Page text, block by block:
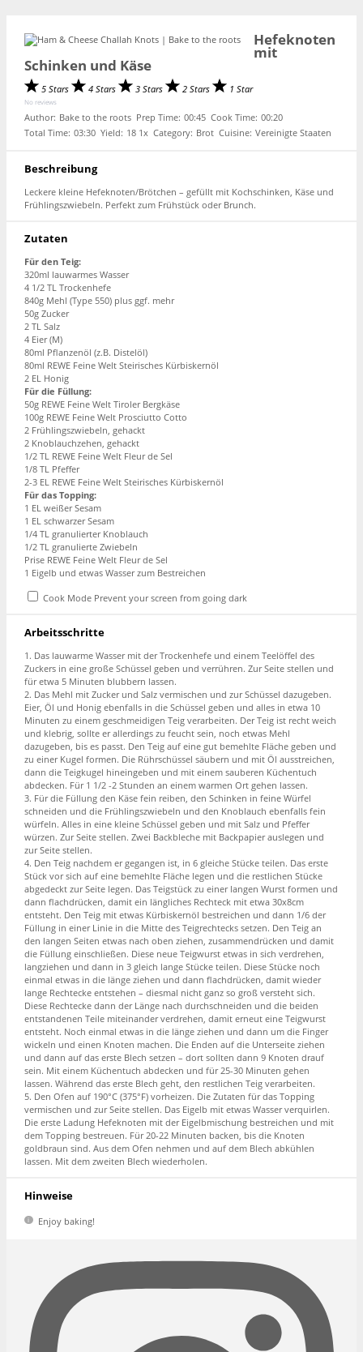
Hefeknoten
mit
Schinken und Käse
5 Stars 4 Stars 3 Stars 2 Stars 1 Star
No reviews
Author: Bake to the roots Prep Time: 00:45 Cook Time: 00:20
Total Time: 03:30 Yield: 18 1x Category: Brot Cuisine: Vereinigte Staaten
Beschreibung
Leckere kleine Hefeknoten/Brötchen – gefüllt mit Kochschinken, Käse und
Frühlingszwiebeln. Perfekt zum Frühstück oder Brunch.
Zutaten
Für den Teig:
320ml lauwarmes Wasser
4 1/2 TL Trockenhefe
840g Mehl (Type 550) plus ggf. mehr
50g Zucker
2 TL Salz
4 Eier (M)
80ml Pflanzenöl (z.B. Distelöl)
80ml REWE Feine Welt Steirisches Kürbiskernöl
2 EL Honig
Für die Füllung:
50g REWE Feine Welt Tiroler Bergkäse
100g REWE Feine Welt Prosciutto Cotto
2 Frühlingszwiebeln, gehackt
2 Knoblauchzehen, gehackt
1/2 TL REWE Feine Welt Fleur de Sel
1/8 TL Pfeffer
2-3 EL REWE Feine Welt Steirisches Kürbiskernöl
Für das Topping:
1 EL weißer Sesam
1 EL schwarzer Sesam
1/4 TL granulierter Knoblauch
1/2 TL granulierte Zwiebeln
Prise REWE Feine Welt Fleur de Sel
1 Eigelb und etwas Wasser zum Bestreichen
Cook Mode Prevent your screen from going dark
Arbeitsschritte
1. Das lauwarme Wasser mit der Trockenhefe und einem Teelöffel des
Zuckers in eine große Schüssel geben und verrühren. Zur Seite stellen und
für etwa 5 Minuten blubbern lassen.
2. Das Mehl mit Zucker und Salz vermischen und zur Schüssel dazugeben.
Eier, Öl und Honig ebenfalls in die Schüssel geben und alles in etwa 10
Minuten zu einem geschmeidigen Teig verarbeiten. Der Teig ist recht weich
und klebrig, sollte er allerdings zu feucht sein, noch etwas Mehl
dazugeben, bis es passt. Den Teig auf eine gut bemehlte Fläche geben und
zu einer Kugel formen. Die Rührschüssel säubern und mit Öl ausstreichen,
dann die Teigkugel hineingeben und mit einem sauberen Küchentuch
abdecken. Für 1 1/2 -2 Stunden an einem warmen Ort gehen lassen.
3. Für die Füllung den Käse fein reiben, den Schinken in feine Würfel
schneiden und die Frühlingszwiebeln und den Knoblauch ebenfalls fein
würfeln. Alles in eine kleine Schüssel geben und mit Salz und Pfeffer
würzen. Zur Seite stellen. Zwei Backbleche mit Backpapier auslegen und
zur Seite stellen.
4. Den Teig nachdem er gegangen ist, in 6 gleiche Stücke teilen. Das erste
Stück vor sich auf eine bemehlte Fläche legen und die restlichen Stücke
abgedeckt zur Seite legen. Das Teigstück zu einer langen Wurst formen und
dann flachdrücken, damit ein längliches Rechteck mit etwa 30x8cm
entsteht. Den Teig mit etwas Kürbiskernöl bestreichen und dann 1/6 der
Füllung in einer Linie in die Mitte des Teigrechtecks setzen. Den Teig an
den langen Seiten etwas nach oben ziehen, zusammendrücken und damit
die Füllung einschließen. Diese neue Teigwurst etwas in sich verdrehen,
langziehen und dann in 3 gleich lange Stücke teilen. Diese Stücke noch
einmal etwas in die länge ziehen und dann flachdrücken, damit wieder
lange Rechtecke entstehen – diesmal nicht ganz so groß versteht sich.
Diese Rechtecke dann der Länge nach durchschneiden und die beiden
entstandenen Teile miteinander verdrehen, damit erneut eine Teigwurst
entsteht. Noch einmal etwas in die länge ziehen und dann um die Finger
wickeln und einen Knoten machen. Die Enden auf die Unterseite ziehen
und dann auf das erste Blech setzen – dort sollten dann 9 Knoten drauf
sein. Mit einem Küchentuch abdecken und für 25-30 Minuten gehen
lassen. Während das erste Blech geht, den restlichen Teig verarbeiten.
5. Den Ofen auf 190°C (375°F) vorheizen. Die Zutaten für das Topping
vermischen und zur Seite stellen. Das Eigelb mit etwas Wasser verquirlen.
Die erste Ladung Hefeknoten mit der Eigelbmischung bestreichen und mit
dem Topping bestreuen. Für 20-22 Minuten backen, bis die Knoten
goldbraun sind. Aus dem Ofen nehmen und auf dem Blech abkühlen
lassen. Mit dem zweiten Blech wiederholen.
Hinweise
Enjoy baking!